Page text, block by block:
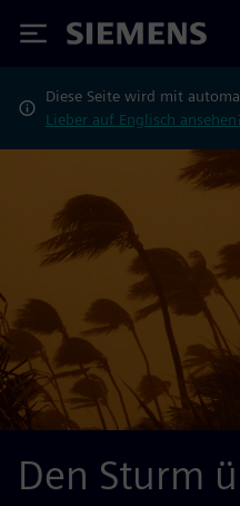
Siemens
Diese Seite wird mit
Lieber auf Englisch
Den Sturm